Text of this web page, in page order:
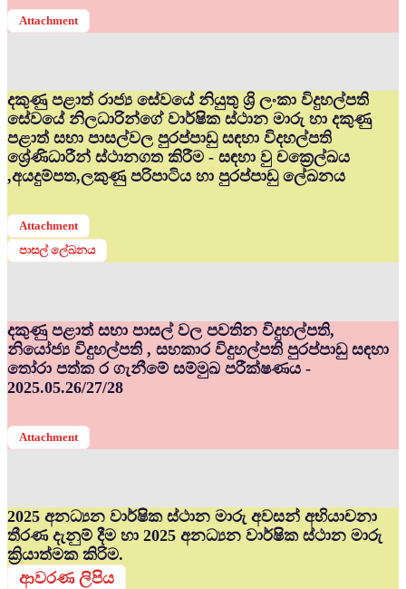
Attachment
දකුණු පළාත් රාජ්‍ය සේවයේ නියුතු ශ්‍රි ලංකා විදුහල්පති
සේවයේ නිලධාරින්ගේ වාර්ෂික ස්ථාන මාරු හා දකුණු
පළාත් සභා පාසල්වල පුරප්පාඩු සඳහා විදහල්පති
ශ්‍රේණිධාරීන් ස්ථානගත කිරීම - සඳහා වු චක්‍රෙල්ඛය
,අයදුම්පත,ලකුණු පරිපාටිය හා පුරප්පාඩු ලේඛනය
Attachment
පාසල් ලේඛනය
දකුණු පළාත් සභා පාසල් වල පවතින විදුහල්පති,
නියෝජ්‍ය විදුහල්පති , සහකාර විදුහල්පති පුරප්පාඩු සඳහා
තෝරා පත්ක ර ගැනීමේ සම්මුඛ පරීක්ෂණය -
2025.05.26/27/28
Attachment
2025 අනධ්‍යන වාර්ෂික ස්ථාන මාරු අවසන් අභියාචනා
තීරණ දැනුම් දීම හා 2025 අනධ්‍යන වාර්ෂික ස්ථාන මාරු
ක්‍රියාත්මක කිරිම.
ආවරණ ලිපිය